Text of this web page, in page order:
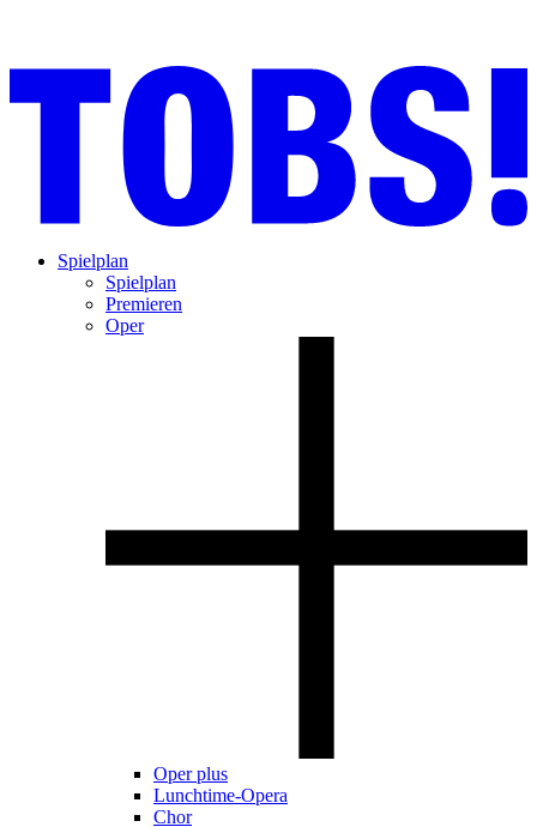
Spielplan
Spielplan
Premieren
Oper
Oper plus
Lunchtime-Opera
Chor